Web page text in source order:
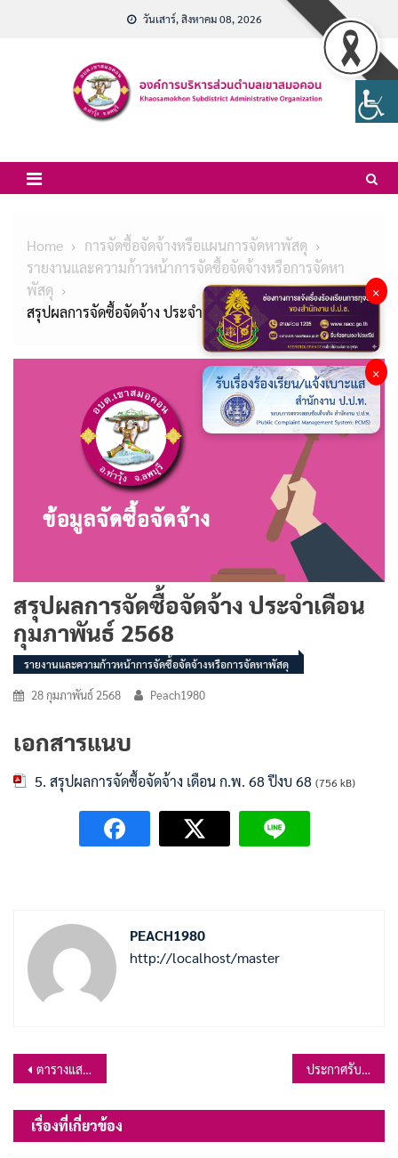
วันเสาร์, สิงหาคม 08, 2026
Home
การจัดซื้อจัดจ้างหรือแผนการจัดหาพัสดุ
รายงานและความก้าวหน้าการจัดซื้อจัดจ้างหรือการจัดหา
พัสดุ
สรุปผลการจัดซื้อจัดจ้าง ประจำเดือน กุมภาพันธ์ 2568
สรุปผลการจัดซื้อจัดจ้าง ประจำเดือน
กุมภาพันธ์ 2568
รายงานและความก้าวหน้าการจัดซื้อจัดจ้างหรือการจัดหาพัสดุ
28 กุมภาพันธ์ 2568 Peach1980
เอกสารแนบ
5. สรุปผลการจัดซื้อจัดจ้าง เดือน ก.พ. 68 ปีงบ 68 (756 kB)
PEACH1980
http://localhost/master
แนะแนว
เรื่อง
ตารางแสดงวงเงินโครงการประกวดราคาจ้างก่อสร้างอาคารเรียน 4 ชั้น 12 ห้องเรียน แบบตอกเสาเข็ม โรงเรียนอนุบาลพระศรีอาริย์ องค์การบริหารส่วนตำบลเขาสมอคอน ด้วยวิธีประกวดราคาอิเล็กทรอนิกส์ (e-bidding) ประกาศรับสมัครสอบเพื่อบรรจุเป็นข้าราชการหรือพนักงานส่วนท้องถิ่น พ.ศ.2568
เรื่องที่เกี่ยวข้อง
×
×